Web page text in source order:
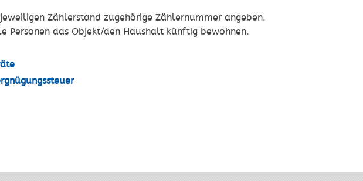
Zählerstand zugehörige Zählernummer angeben.
Personen das Objekt/den Haushalt künftig bewohnen.